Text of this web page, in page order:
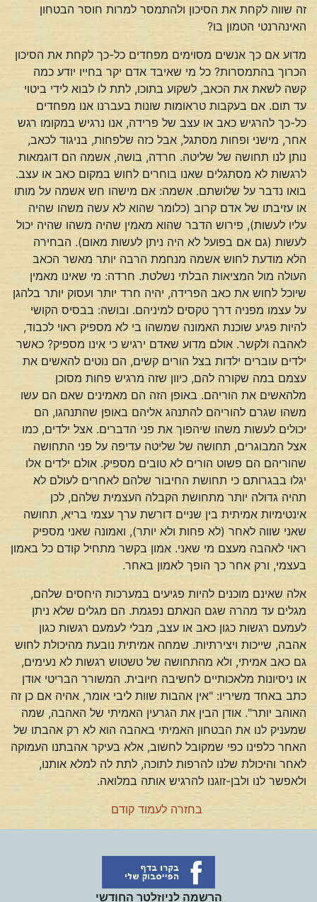
זה שווה לקחת את הסיכון ולהתמסר למרות חוסר הבטחון
האינהרנטי הטמון בו?
מדוע אם כך אנשים מסוימים מפחדים כל-כך לקחת את הסיכון
הכרוך בהתמסרות? כל מי שאיבד אדם יקר בחייו יודע כמה
קשה לשאת את הכאב, לשקוע בתוכו, לתת לו לבוא לידי ביטוי
עד תום. אם בעקבות טראומות שונות בעברנו אנו מפחדים
כל-כך להרגיש כאב או עצב של פרידה, אנו נרגיש במקומו רגש
אחר, מישני ופחות מסתגל, אבל כזה שלפחות, בניגוד לכאב,
נותן לנו תחושה של שליטה. חרדה, בושה, אשמה הם דוגמאות
לרגשות לא מסתגלים שאנו בוחרים לחוש במקום כאב או עצב.
בואו נדבר על שלושתם. אשמה: אם מישהו חש אשמה על מותו
או עזיבתו של אדם קרוב (כלומר שהוא לא עשה משהו שהיה
עליו לעשות), פירוש הדבר שהוא מאמין שהיה משהו שהיה יכול
לעשות (גם אם בפועל לא היה ניתן לעשות מאום). הבחירה
הלא מודעת לחוש אשמה מנחמת הרבה יותר מאשר הכאב
העולה מול המציאות הבלתי נשלטת. חרדה: מי שאינו מאמין
שיוכל לחוש את כאב הפרידה, יהיה חרד יותר ועסוק יותר בלהגן
על עצמו מפניה דרך טקסים למיניהם. ובושה: בבסיס הקושי
להיות פגיע שוכנת האמונה שמשהו בי לא מספיק ראוי לכבוד,
לאהבה ולקשר. אולם מדוע שאדם ירגיש כי אינו מספיק? כאשר
ילדים עוברים ילדות בצל הורים קשים, הם נוטים להאשים את
עצמם במה שקורה להם, כיוון שזה מרגיש פחות מסוכן
מלהאשים את הוריהם. באופן הזה הם מאמינים שאם הם עשו
משהו שגרם להוריהם להתנהג אליהם באופן שהתנהגו, הם
יכולים לעשות משהו שיהפוך את פני הדברים. אצל ילדים, כמו
אצל המבוגרים, תחושה של שליטה עדיפה על פני התחושה
שהוריהם הם פשוט הורים לא טובים מספיק. אולם ילדים אלו
יגלו בבגרותם כי תחושת החיבור שלהם לאחרים לעולם לא
תהיה גדולה יותר מתחושת הקבלה העצמית שלהם, לכן
אינטימיות אמיתית בין שניים דורשת ערך עצמי בריא, תחושה
שאני שווה לאחר (לא פחות ולא יותר), ואמונה שאני מספיק
ראוי לאהבה מעצם מי שאני. אמון בקשר מתחיל קודם כל באמון
בעצמי, ורק אחר כך הופך לאמון באחר.
אלה שאינם מוכנים להיות פגיעים במערכות היחסים שלהם,
מגלים עד מהרה שגם הנאתם נפגמת. הם מגלים שלא ניתן
לעמעם רגשות כגון כאב או עצב, מבלי לעמעם רגשות כגון
אהבה, שייכות ויצירתיות. שמחה אמיתית נובעת מהיכולת לחוש
גם כאב אמיתי, ולא מהתחושה של טשטוש רגשות לא נעימים,
או ניסיונות מלאכותיים לחשיבה חיובית. המשורר הבריטי אודן
כתב באחד משיריו: "אין אהבות שוות ליבי אומר, אהיה אם כן זה
האוהב יותר". אודן הבין את הגרעין האמיתי של האהבה, שמה
שמעניק לנו את הבטחון האמיתי באהבה הוא לא רק אהבתו של
האחר כלפינו כפי שמקובל לחשוב, אלא בעיקר אהבתנו העמוקה
לאחר והיכולת שלנו להרפות לתוכה, לתת לה למלא אותנו,
ולאפשר לנו ולבן-זוגנו להרגיש אותה במלואה.
בחזרה לעמוד קודם
הרשמה לניוזלטר החודשי